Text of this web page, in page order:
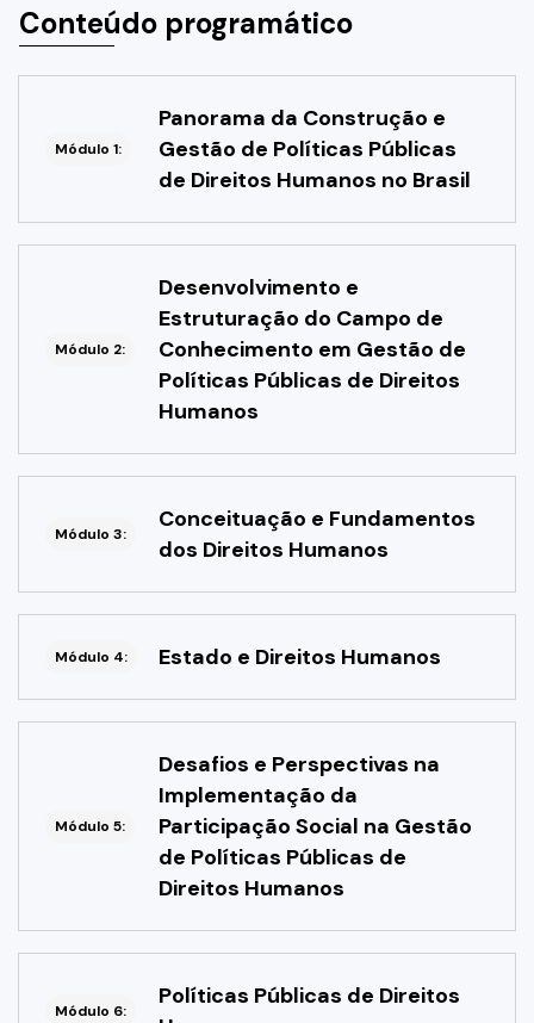
Conteúdo programático
Módulo 1:
Panorama da Construção e
Gestão de Políticas Públicas
de Direitos Humanos no Brasil
Módulo 2:
Desenvolvimento e
Estruturação do Campo de
Conhecimento em Gestão de
Políticas Públicas de Direitos
Humanos
Módulo 3:
Conceituação e Fundamentos
dos Direitos Humanos
Módulo 4: Estado e Direitos Humanos
Módulo 5:
Desafios e Perspectivas na
Implementação da
Participação Social na Gestão
de Políticas Públicas de
Direitos Humanos
Módulo 6:
Políticas Públicas de Direitos